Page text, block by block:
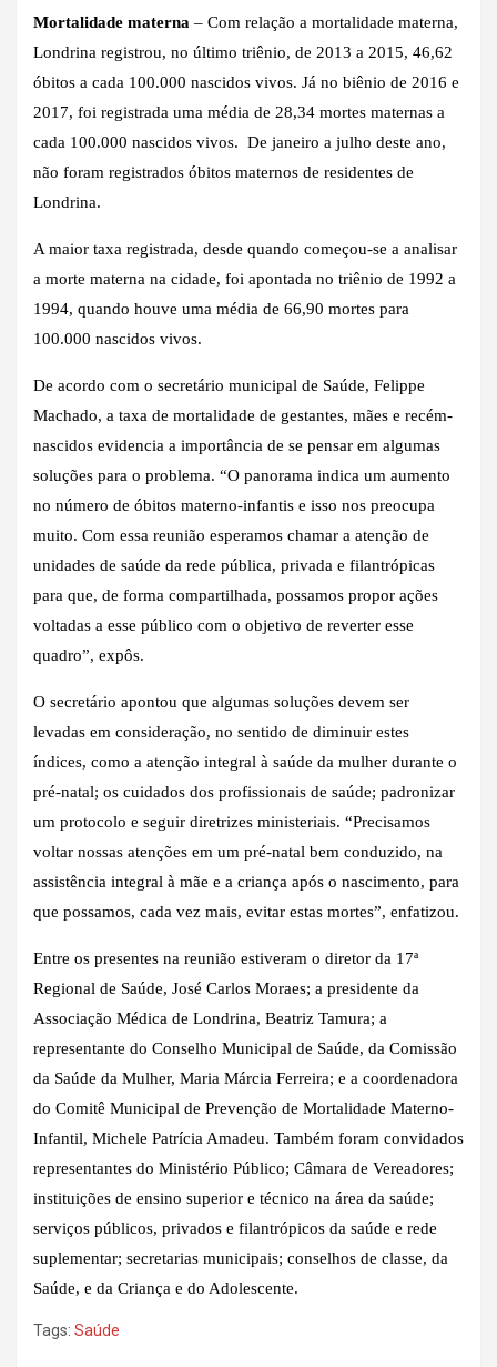
Mortalidade materna – Com relação a mortalidade materna,
Londrina registrou, no último triênio, de 2013 a 2015, 46,62
óbitos a cada 100.000 nascidos vivos. Já no biênio de 2016 e
2017, foi registrada uma média de 28,34 mortes maternas a
cada 100.000 nascidos vivos. De janeiro a julho deste ano,
não foram registrados óbitos maternos de residentes de
Londrina.
A maior taxa registrada, desde quando começou-se a analisar
a morte materna na cidade, foi apontada no triênio de 1992 a
1994, quando houve uma média de 66,90 mortes para
100.000 nascidos vivos.
De acordo com o secretário municipal de Saúde, Felippe
Machado, a taxa de mortalidade de gestantes, mães e recém-
nascidos evidencia a importância de se pensar em algumas
soluções para o problema. “O panorama indica um aumento
no número de óbitos materno-infantis e isso nos preocupa
muito. Com essa reunião esperamos chamar a atenção de
unidades de saúde da rede pública, privada e filantrópicas
para que, de forma compartilhada, possamos propor ações
voltadas a esse público com o objetivo de reverter esse
quadro”, expôs.
O secretário apontou que algumas soluções devem ser
levadas em consideração, no sentido de diminuir estes
índices, como a atenção integral à saúde da mulher durante o
pré-natal; os cuidados dos profissionais de saúde; padronizar
um protocolo e seguir diretrizes ministeriais. “Precisamos
voltar nossas atenções em um pré-natal bem conduzido, na
assistência integral à mãe e a criança após o nascimento, para
que possamos, cada vez mais, evitar estas mortes”, enfatizou.
Entre os presentes na reunião estiveram o diretor da 17ª
Regional de Saúde, José Carlos Moraes; a presidente da
Associação Médica de Londrina, Beatriz Tamura; a
representante do Conselho Municipal de Saúde, da Comissão
da Saúde da Mulher, Maria Márcia Ferreira; e a coordenadora
do Comitê Municipal de Prevenção de Mortalidade Materno-
Infantil, Michele Patrícia Amadeu. Também foram convidados
representantes do Ministério Público; Câmara de Vereadores;
instituições de ensino superior e técnico na área da saúde;
serviços públicos, privados e filantrópicos da saúde e rede
suplementar; secretarias municipais; conselhos de classe, da
Saúde, e da Criança e do Adolescente.
Tags: Saúde